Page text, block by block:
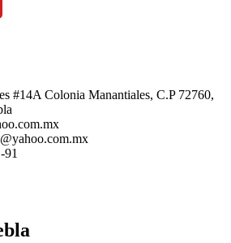
#14A Colonia Manantiales, C.P 72760,
91